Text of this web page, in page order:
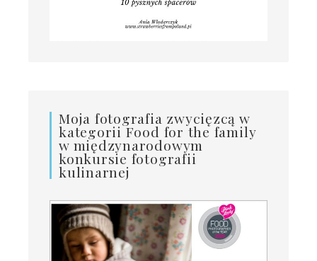
Moja fotografia zwycięzcą w
kategorii Food for the family
w międzynarodowym
konkursie fotografii
kulinarnej